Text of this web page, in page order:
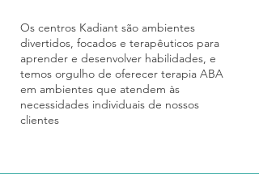
Os centros Kadiant são ambientes
divertidos, focados e terapêuticos para
aprender e desenvolver habilidades, e
temos orgulho de oferecer terapia ABA
em ambientes que atendem às
necessidades individuais de nossos
clientes